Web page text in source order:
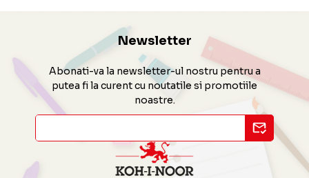
Newsletter
Abonati-va la newsletter-ul nostru pentru a
putea fi la curent cu noutatile si promotiile
noastre.